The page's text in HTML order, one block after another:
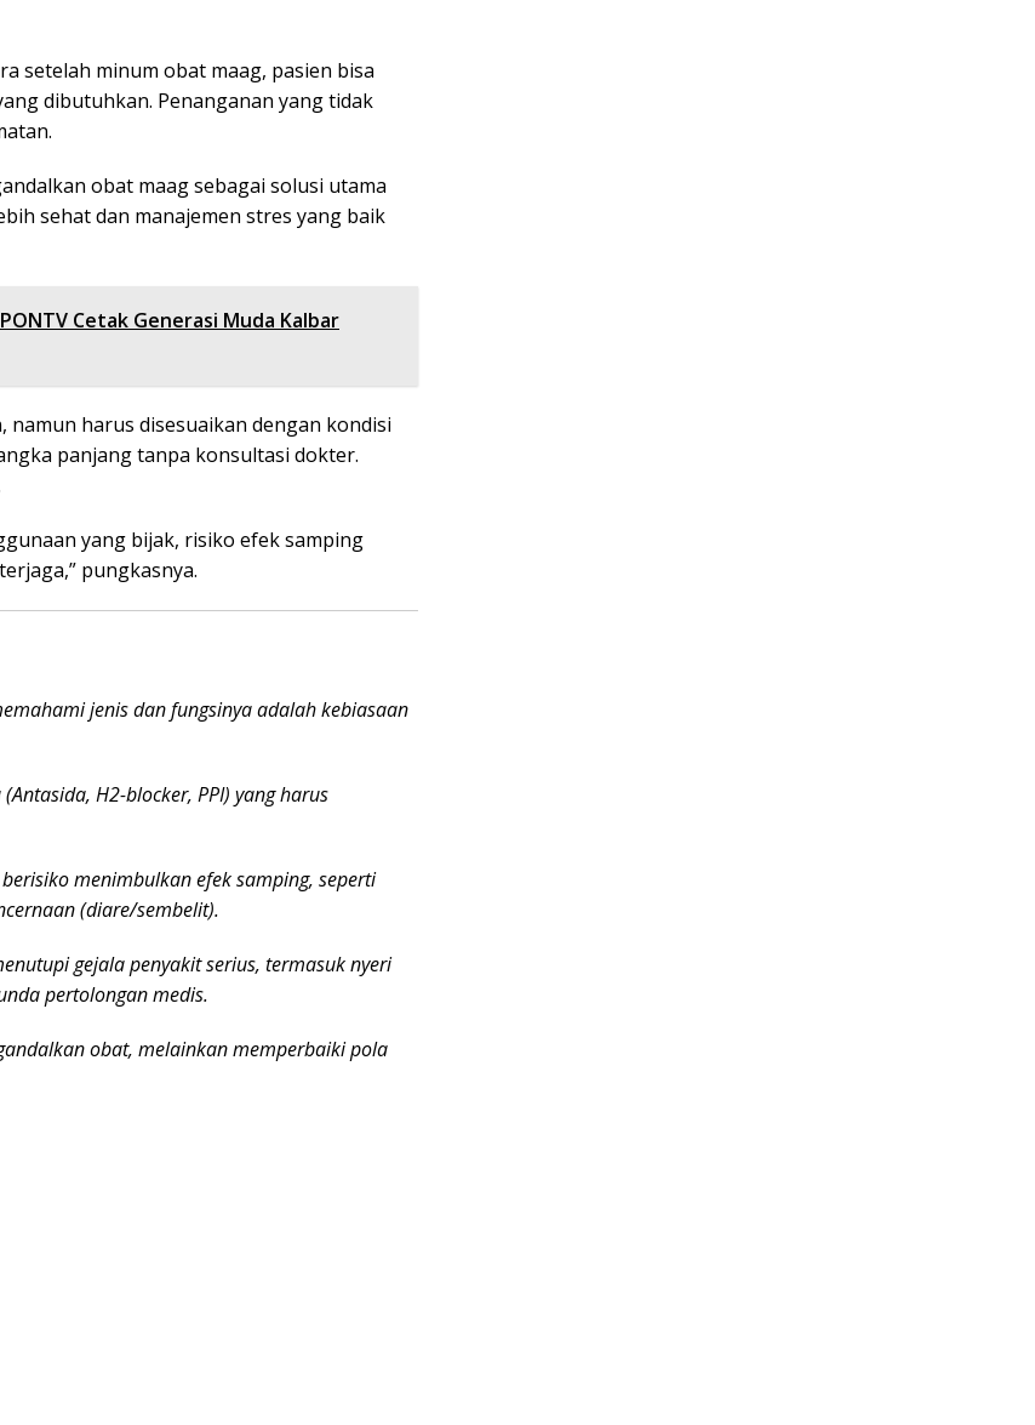
setelah minum obat maag, pasien bisa
dibutuhkan. Penanganan yang tidak
obat maag sebagai solusi utama
sehat dan manajemen stres yang baik
Cetak Generasi Muda Kalbar
harus disesuaikan dengan kondisi
panjang tanpa konsultasi dokter.
yang bijak, risiko efek samping
pungkasnya.
jenis dan fungsinya adalah kebiasaan
H2-blocker, PPI) yang harus
menimbulkan efek samping, seperti
(diare/sembelit).
gejala penyakit serius, termasuk nyeri
pertolongan medis.
obat, melainkan memperbaiki pola